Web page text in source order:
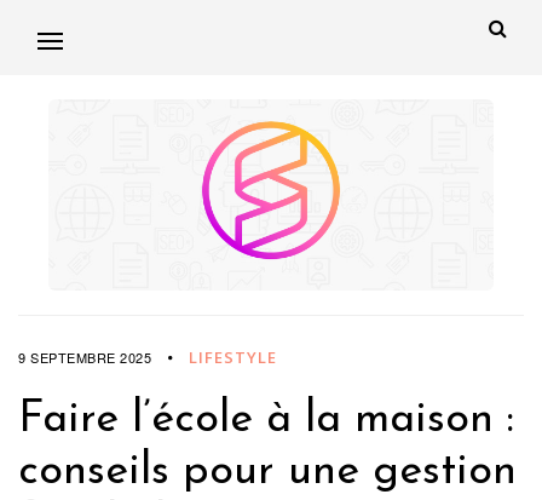
9 SEPTEMBRE 2025 LIFESTYLE
Faire l’école à la maison :
conseils pour une gestion